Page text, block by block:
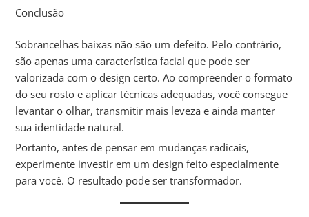
Conclusão
Sobrancelhas baixas não são um defeito. Pelo contrário,
são apenas uma característica facial que pode ser
valorizada com o design certo. Ao compreender o formato
do seu rosto e aplicar técnicas adequadas, você consegue
levantar o olhar, transmitir mais leveza e ainda manter
sua identidade natural.
Portanto, antes de pensar em mudanças radicais,
experimente investir em um design feito especialmente
para você. O resultado pode ser transformador.